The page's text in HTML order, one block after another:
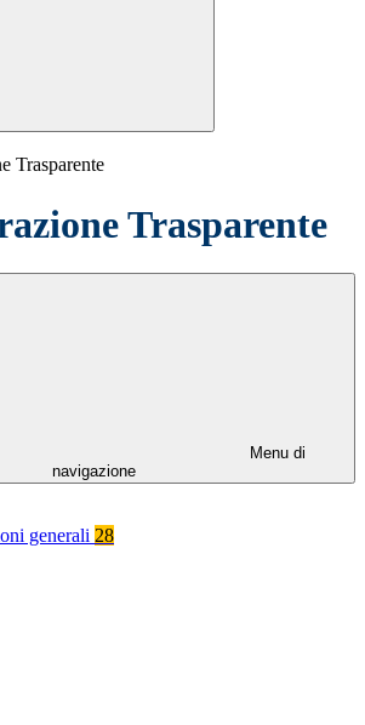
Trasparente
Trasparente
Menu di
navigazione
generali 28